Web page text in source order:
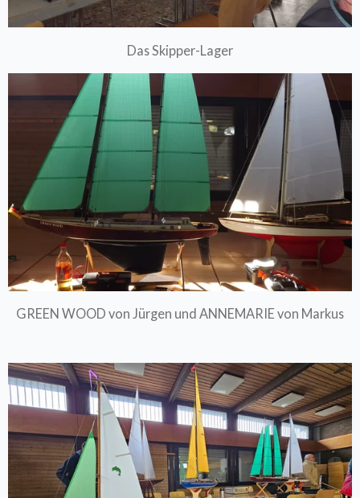
Das Skipper-Lager
GREEN WOOD von Jürgen und ANNEMARIE von Markus